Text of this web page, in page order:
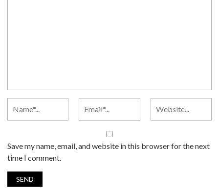
Save my name, email, and website in this browser for the next
time I comment.